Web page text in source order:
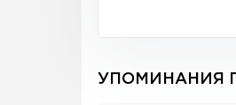
УПОМИНАНИЯ